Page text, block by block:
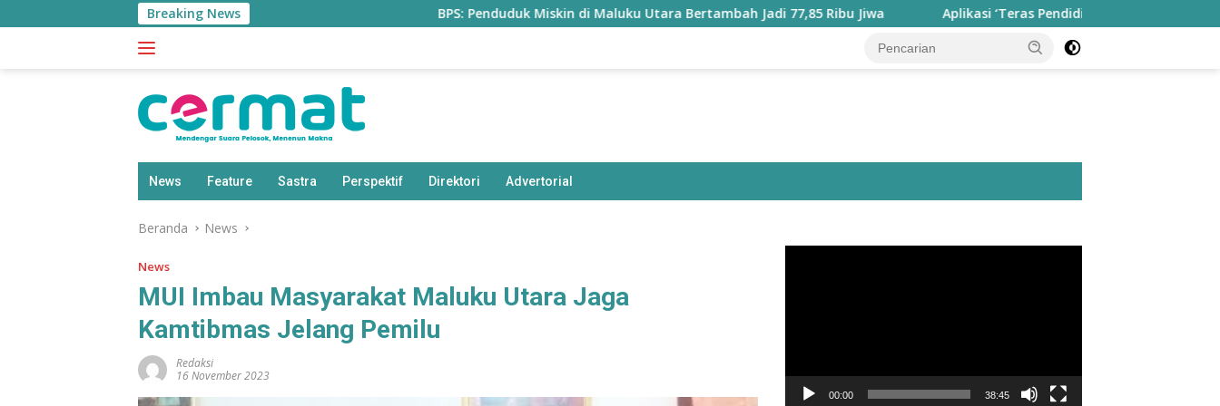
ke
Breaking News BPS: Penduduk Miskin di Maluku Utara Bertambah Jadi 77,85 Ribu Jiwa Aplikasi ‘Teras Pendidikan’ Disiapkan untuk Pantau
News Feature Sastra Perspektif Direktori Advertorial
Beranda News
News
MUI Imbau Masyarakat Maluku Utara Jaga
Kamtibmas Jelang Pemilu
Redaksi
16 November 2023
00:00 38:45